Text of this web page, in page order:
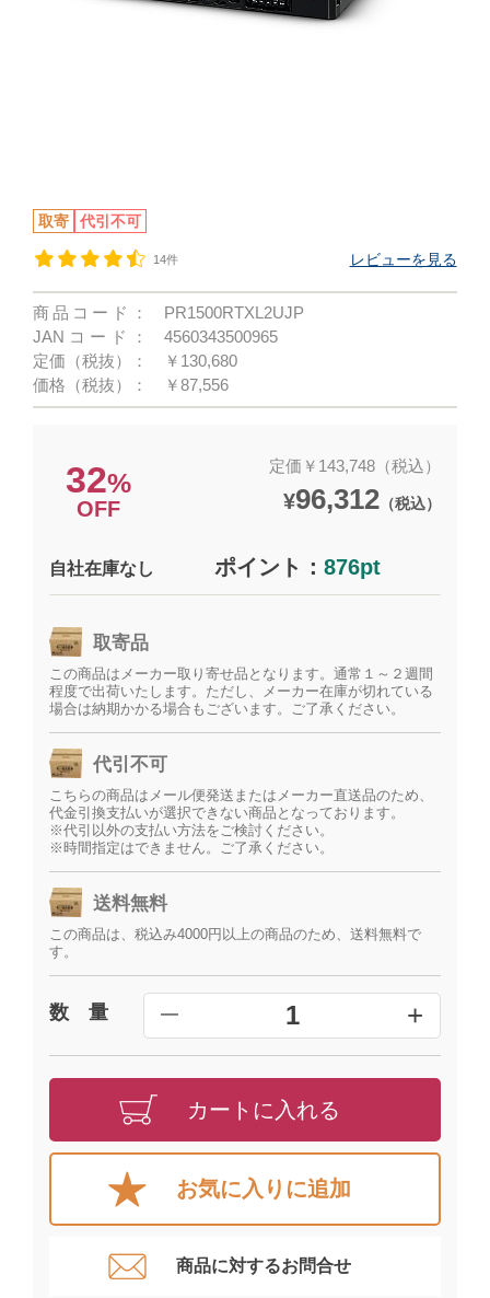
取寄 代引不可
14件 レビューを見る
商品コード：
PR1500RTXL2UJP
JANコード：
4560343500965
定価（税抜）：
￥130,680
価格（税抜）：
￥87,556
32%
OFF
定価￥143,748（税込）
¥96,312（税込）
自社在庫なし ポイント： 876pt
取寄品
この商品はメーカー取り寄せ品となります。通常１～２週間
程度で出荷いたします。ただし、メーカー在庫が切れている
場合は納期かかる場合もございます。ご了承ください。
代引不可
こちらの商品はメール便発送またはメーカー直送品のため、
代金引換支払いが選択できない商品となっております。
※代引以外の支払い方法をご検討ください。
※時間指定はできません。ご了承ください。
送料無料
この商品は、税込み4000円以上の商品のため、送料無料で
す。
数 量 ━ 1 +
カートに入れる
お気に入りに追加
商品に対するお問合せ​